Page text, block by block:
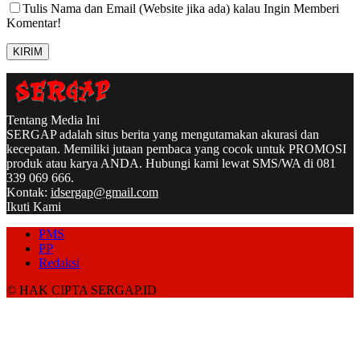
Tulis Nama dan Email (Website jika ada) kalau Ingin Memberi
Komentar!
Tentang Media Ini
SERGAP adalah situs berita yang mengutamakan akurasi dan
kecepatan. Memiliki jutaan pembaca yang cocok untuk PROMOSI
produk atau karya ANDA. Hubungi kami lewat SMS/WA di 081
339 069 666.
Kontak: idsergap@gmail.com
Ikuti Kami
PMS
PP
Redaksi
© HAK CIPTA SERGAP.ID